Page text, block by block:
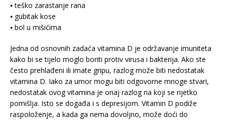
⦁ teško zarastanje rana
⦁ gubitak kose
⦁ bol u mišićima
Jedna od osnovnih zadaća vitamina D je održavanje imuniteta
kako bi se tijelo moglo boriti protiv virusa i bakterija. Ako ste
često prehlađeni ili imate gripu, razlog može biti nedostatak
vitamina D. Iako za umor mogu biti odgovorne mnoge stvari,
nedostatak ovog vitamina je onaj razlog na koji se rijetko
pomišlja. Isto se događa i s depresijom. Vitamin D podiže
raspoloženje, a kada ga nema dovoljno, može doći do